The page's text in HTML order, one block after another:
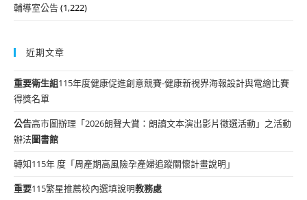
輔導室公告(1,222)
近期文章
重要衛生組115年度健康促進創意競賽-健康新視界海報設計與電繪比賽
得獎名單
公告高市圖辦理「2026朗聲大賞：朗讀文本演出影片徵選活動」之活動
辦法圖書館
轉知115年 度「周產期高風險孕產婦追蹤關懷計畫說明」
重要115繁星推薦校內選填說明教務處